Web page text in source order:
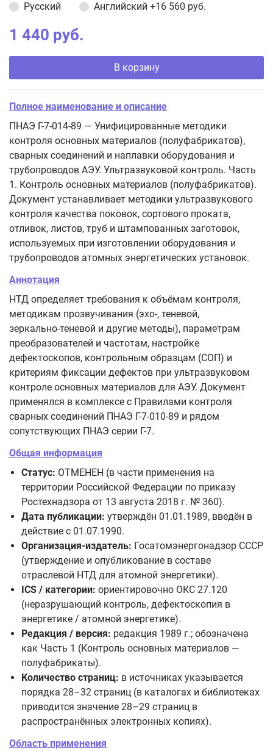
Русский
Английский +16 560 руб.
1 440 руб.
В корзину
Полное наименование и описание
ПНАЭ Г-7-014-89 — Унифицированные методики
контроля основных материалов (полуфабрикатов),
сварных соединений и наплавки оборудования и
трубопроводов АЭУ. Ультразвуковой контроль. Часть
1. Контроль основных материалов (полуфабрикатов).
Документ устанавливает методики ультразвукового
контроля качества поковок, сортового проката,
отливок, листов, труб и штампованных заготовок,
используемых при изготовлении оборудования и
трубопроводов атомных энергетических установок.
Аннотация
НТД определяет требования к объёмам контроля,
методикам прозвучивания (эхо-, теневой,
зеркально‑теневой и другие методы), параметрам
преобразователей и частотам, настройке
дефектоскопов, контрольным образцам (СОП) и
критериям фиксации дефектов при ультразвуковом
контроле основных материалов для АЭУ. Документ
применялся в комплексе с Правилами контроля
сварных соединений ПНАЭ Г-7-010-89 и рядом
сопутствующих ПНАЭ серии Г-7.
Общая информация
Статус: ОТМЕНЕН (в части применения на
территории Российской Федерации по приказу
Ростехнадзора от 13 августа 2018 г. № 360).
Дата публикации: утверждён 01.01.1989, введён в
действие с 01.07.1990.
Организация-издатель: Госатомэнергонадзор СССР
(утверждение и опубликование в составе
отраслевой НТД для атомной энергетики).
ICS / категории: ориентировочно OКС 27.120
(неразрушающий контроль, дефектоскопия в
энергетике / атомной энергетике).
Редакция / версия: редакция 1989 г.; обозначена
как Часть 1 (Контроль основных материалов —
полуфабрикаты).
Количество страниц: в источниках указывается
порядка 28–32 страниц (в каталогах и библиотеках
приводится значение 28–29 страниц в
распространённых электронных копиях).
Область применения